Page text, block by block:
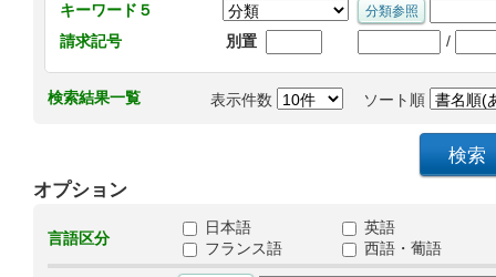
キーワード５
請求記号
別置 /
検索結果一覧 表示件数 ソート順
オプション
言語区分
日本語
英語
フランス語
西語・葡語